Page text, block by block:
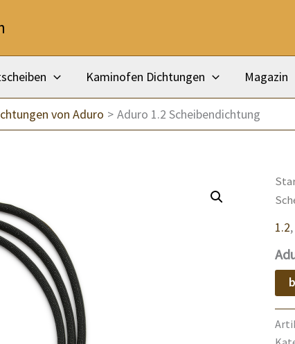
Kaminofen Dichtungen Magazin
von Aduro Aduro 1.2 Scheibendichtung
1.2,